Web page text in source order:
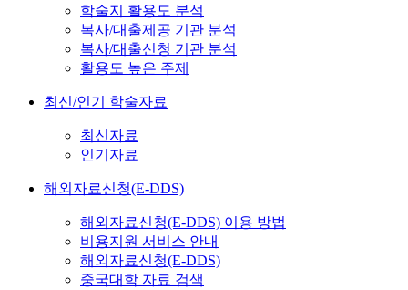
학술지 활용도 분석
복사/대출제공 기관 분석
복사/대출신청 기관 분석
활용도 높은 주제
최신/인기 학술자료
최신자료
인기자료
해외자료신청(E-DDS)
해외자료신청(E-DDS) 이용 방법
비용지원 서비스 안내
해외자료신청(E-DDS)
중국대학 자료 검색